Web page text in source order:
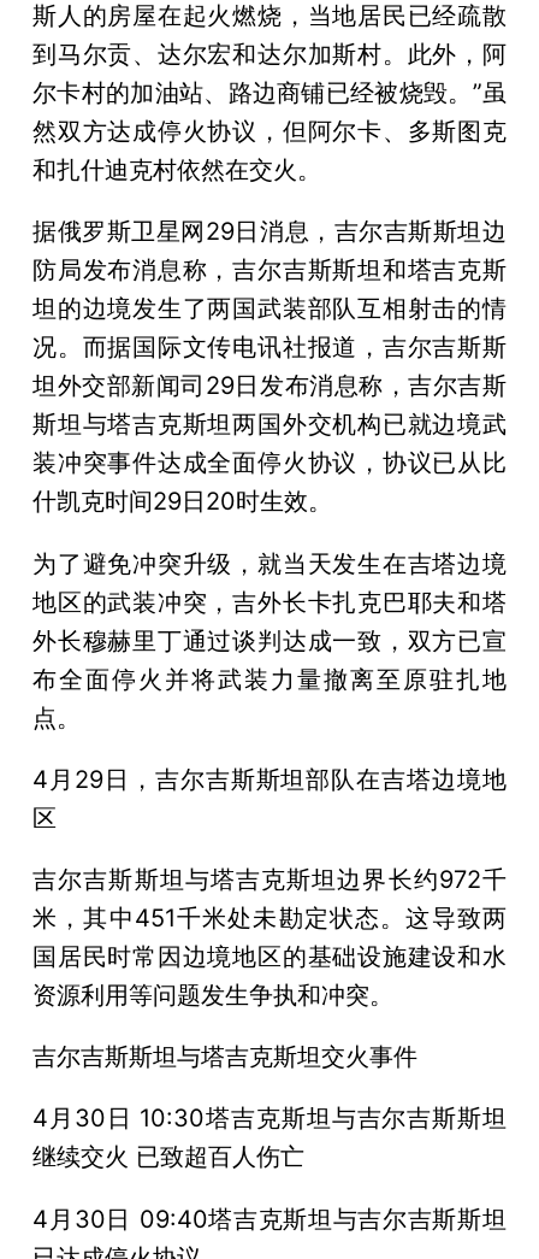
斯人的房屋在起火燃烧，当地居民已经疏散
到马尔贡、达尔宏和达尔加斯村。此外，阿
尔卡村的加油站、路边商铺已经被烧毁。”虽
然双方达成停火协议，但阿尔卡、多斯图克
和扎什迪克村依然在交火。
据俄罗斯卫星网29日消息，吉尔吉斯斯坦边
防局发布消息称，吉尔吉斯斯坦和塔吉克斯
坦的边境发生了两国武装部队互相射击的情
况。而据国际文传电讯社报道，吉尔吉斯斯
坦外交部新闻司29日发布消息称，吉尔吉斯
斯坦与塔吉克斯坦两国外交机构已就边境武
装冲突事件达成全面停火协议，协议已从比
什凯克时间29日20时生效。
为了避免冲突升级，就当天发生在吉塔边境
地区的武装冲突，吉外长卡扎克巴耶夫和塔
外长穆赫里丁通过谈判达成一致，双方已宣
布全面停火并将武装力量撤离至原驻扎地
点。
4月29日，吉尔吉斯斯坦部队在吉塔边境地
区
吉尔吉斯斯坦与塔吉克斯坦边界长约972千
米，其中451千米处未勘定状态。这导致两
国居民时常因边境地区的基础设施建设和水
资源利用等问题发生争执和冲突。
吉尔吉斯斯坦与塔吉克斯坦交火事件
4月30日 10:30塔吉克斯坦与吉尔吉斯斯坦
继续交火 已致超百人伤亡
4月30日 09:40塔吉克斯坦与吉尔吉斯斯坦